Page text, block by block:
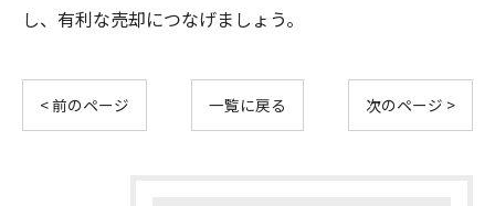
し、有利な売却につなげましょう。
< 前のページ 一覧に戻る 次のページ >